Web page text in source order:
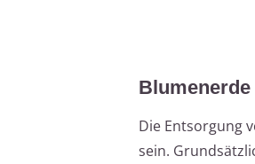
Die Entsorgung
sein.